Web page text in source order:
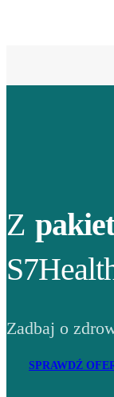
Z
Zadbaj o
SPRAWDŹ